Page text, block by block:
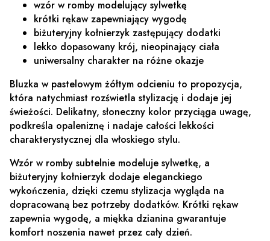
wzór w romby modelujący sylwetkę
krótki rękaw zapewniający wygodę
biżuteryjny kołnierzyk zastępujący dodatki
lekko dopasowany krój, nieopinający ciała
uniwersalny charakter na różne okazje
Bluzka w pastelowym żółtym odcieniu to propozycja,
która natychmiast rozświetla stylizację i dodaje jej
świeżości. Delikatny, słoneczny kolor przyciąga uwagę,
podkreśla opaleniznę i nadaje całości lekkości
charakterystycznej dla włoskiego stylu.
Wzór w romby subtelnie modeluje sylwetkę, a
biżuteryjny kołnierzyk dodaje eleganckiego
wykończenia, dzięki czemu stylizacja wygląda na
dopracowaną bez potrzeby dodatków. Krótki rękaw
zapewnia wygodę, a miękka dzianina gwarantuje
komfort noszenia nawet przez cały dzień.